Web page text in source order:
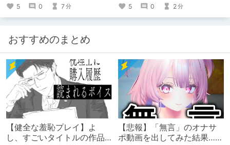
5
0 7分
5
0 2分
おすすめのまとめ
【健全な羞恥プレイ】よ
し、すごいタイトルの作品
【悲報】「無言」のオナサ
ポ動画を出してみた結果……